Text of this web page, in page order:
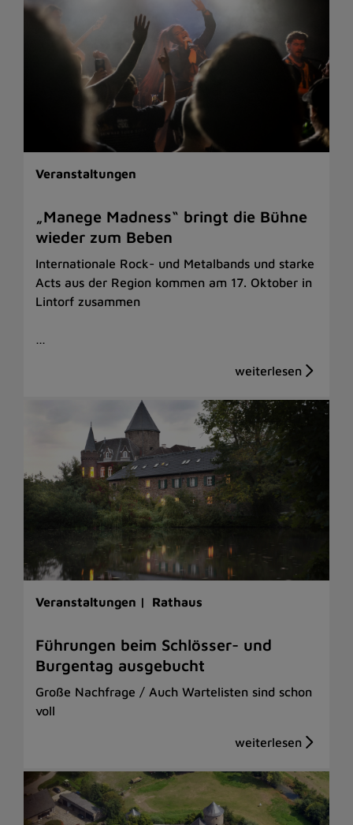
Veranstaltungen
„Manege Madness“ bringt die Bühne
wieder zum Beben
Internationale Rock- und Metalbands und starke
Acts aus der Region kommen am 17. Oktober in
Lintorf zusammen
…
Veranstaltungen | Rathaus
Führungen beim Schlösser- und
Burgentag ausgebucht
Große Nachfrage / Auch Wartelisten sind schon
voll